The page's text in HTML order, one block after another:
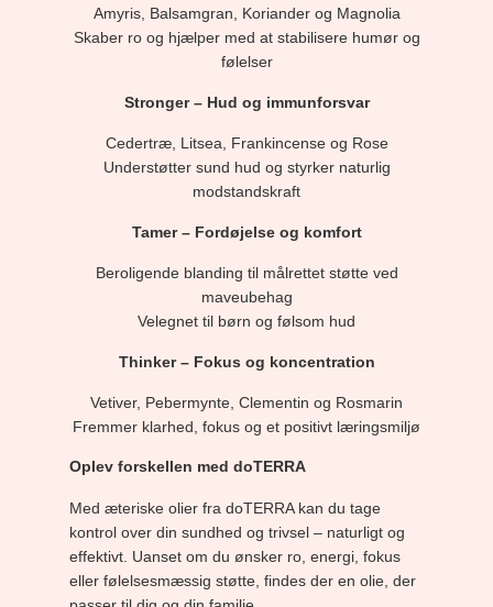
Amyris, Balsamgran, Koriander og Magnolia
Skaber ro og hjælper med at stabilisere humør og
følelser
Stronger – Hud og immunforsvar
Cedertræ, Litsea, Frankincense og Rose
Understøtter sund hud og styrker naturlig
modstandskraft
Tamer – Fordøjelse og komfort
Beroligende blanding til målrettet støtte ved
maveubehag
Velegnet til børn og følsom hud
Thinker – Fokus og koncentration
Vetiver, Pebermynte, Clementin og Rosmarin
Fremmer klarhed, fokus og et positivt læringsmiljø
Oplev forskellen med doTERRA
Med æteriske olier fra doTERRA kan du tage
kontrol over din sundhed og trivsel – naturligt og
effektivt. Uanset om du ønsker ro, energi, fokus
eller følelsesmæssig støtte, findes der en olie, der